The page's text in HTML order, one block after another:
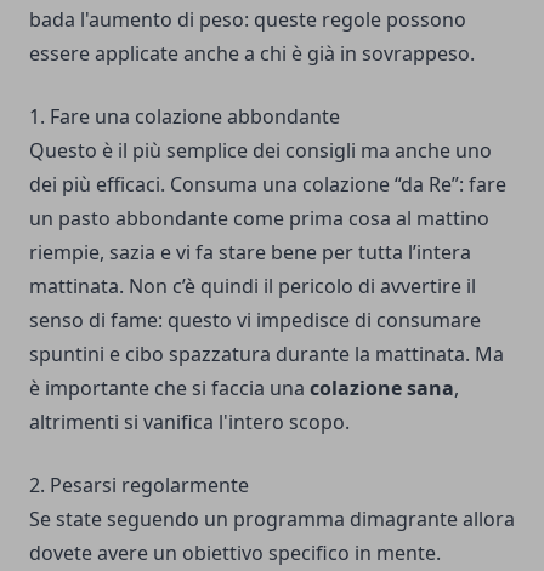
bada l'aumento di peso: queste regole possono
essere applicate anche a chi è già in sovrappeso.
1. Fare una colazione abbondante
Questo è il più semplice dei consigli ma anche uno
dei più efficaci. Consuma una colazione “da Re”: fare
un pasto abbondante come prima cosa al mattino
riempie, sazia e vi fa stare bene per tutta l’intera
mattinata. Non c’è quindi il pericolo di avvertire il
senso di fame: questo vi impedisce di consumare
spuntini e cibo spazzatura durante la mattinata. Ma
è importante che si faccia una colazione sana,
altrimenti si vanifica l'intero scopo.
2. Pesarsi regolarmente
Se state seguendo un programma dimagrante allora
dovete avere un obiettivo specifico in mente.